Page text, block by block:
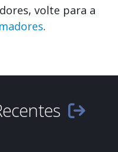
volte para a
.